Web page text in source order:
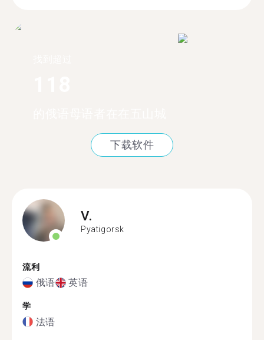
下载软件
V.
Pyatigorsk
流利
俄语 英语
学
法语